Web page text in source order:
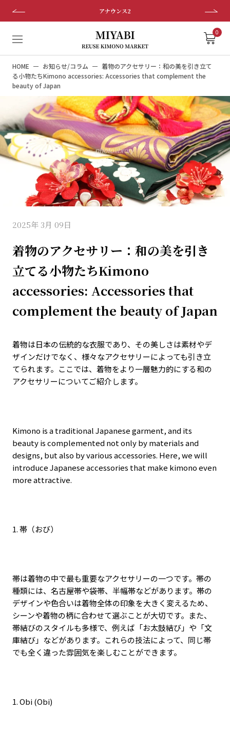
し
ツ
に
移
アナウンス2
0
HOME お知らせ/コラム
着物のアクセサリー：和の美を引き立て
る小物たちKimono accessories: Accessories that complement the
beauty of Japan
2025年 3月 09日
着物のアクセサリー：和の美を引き
立てる小物たちKimono
accessories: Accessories that
complement the beauty of Japan
着物は日本の伝統的な衣服であり、その美しさは素材やデ
ザインだけでなく、様々なアクセサリーによっても引き立
てられます。ここでは、着物をより一層魅力的にする和の
アクセサリーについてご紹介します。
Kimono is a traditional Japanese garment, and its
beauty is complemented not only by materials and
designs, but also by various accessories. Here, we will
introduce Japanese accessories that make kimono even
more attractive.
1.帯（おび）
帯は着物の中で最も重要なアクセサリーの一つです。帯の
種類には、名古屋帯や袋帯、半幅帯などがあります。帯の
デザインや色合いは着物全体の印象を大きく変えるため、
シーンや着物の柄に合わせて選ぶことが大切です。また、
帯結びのスタイルも多様で、例えば「お太鼓結び」や「文
庫結び」などがあります。これらの技法によって、同じ帯
でも全く違った雰囲気を楽しむことができます。
1. Obi (Obi)